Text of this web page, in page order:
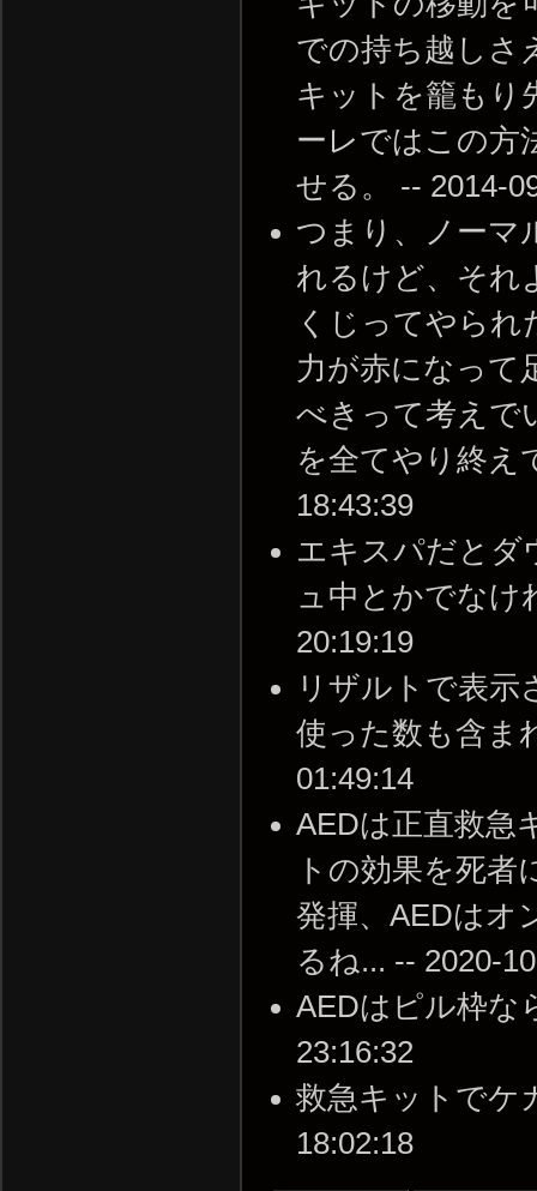
での持ち越しさ
キットを籠もり
ーレではこの方
せる。 -- 2014-
つまり、ノーマ
れるけど、それ
くじってやら
力が赤になって
べきって考え
を全てやり終え
18:43:39
エキスパだとダ
ュ中とかでなけ
20:19:19
リザルトで表示
使った数も含ま
01:49:14
AEDは正直救急
トの効果を死
発揮、AEDはオ
るね... -- 2020-
AEDはピル枠な
23:16:32
救急キットでケ
18:02:18